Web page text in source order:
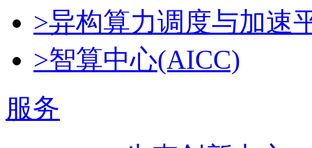
>异构算力调度与加速
>智算中心(AICC)
服务